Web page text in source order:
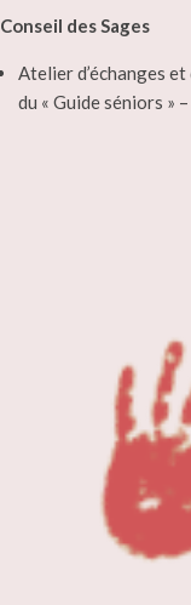
Conseil des Sages
Atelier d’échanges
du « Guide séniors » –